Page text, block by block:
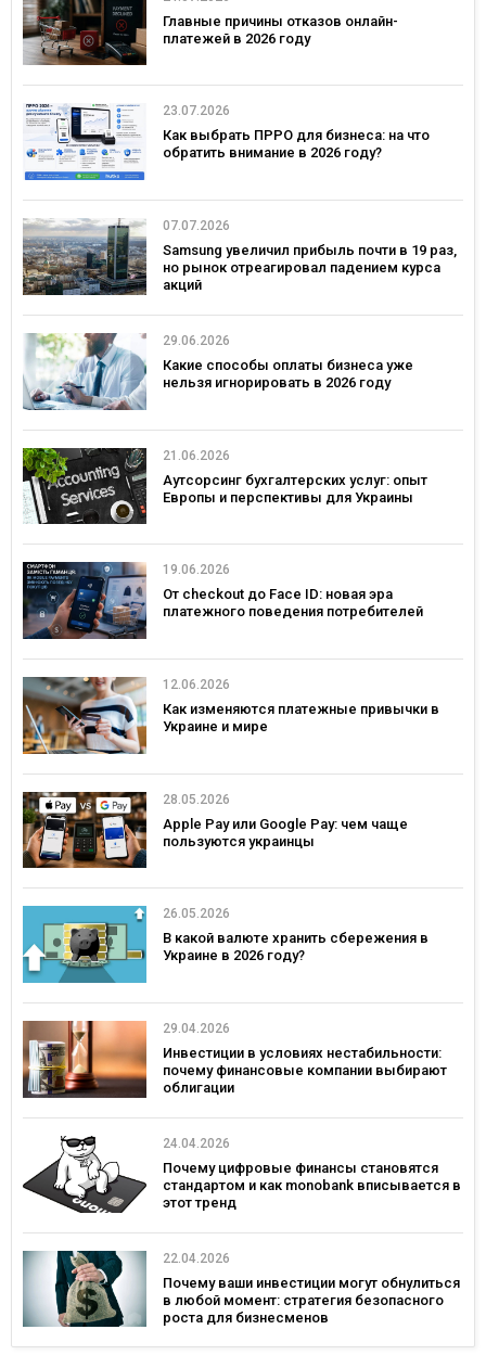
Главные причины отказов онлайн-
платежей в 2026 году
23.07.2026
Как выбрать ПРРО для бизнеса: на что
обратить внимание в 2026 году?
07.07.2026
Samsung увеличил прибыль почти в 19 раз,
но рынок отреагировал падением курса
акций
29.06.2026
Какие способы оплаты бизнеса уже
нельзя игнорировать в 2026 году
21.06.2026
Аутсорсинг бухгалтерских услуг: опыт
Европы и перспективы для Украины
19.06.2026
От checkout до Face ID: новая эра
платежного поведения потребителей
12.06.2026
Как изменяются платежные привычки в
Украине и мире
28.05.2026
Apple Pay или Google Pay: чем чаще
пользуются украинцы
26.05.2026
В какой валюте хранить сбережения в
Украине в 2026 году?
29.04.2026
Инвестиции в условиях нестабильности:
почему финансовые компании выбирают
облигации
24.04.2026
Почему цифровые финансы становятся
стандартом и как monobank вписывается в
этот тренд
22.04.2026
Почему ваши инвестиции могут обнулиться
в любой момент: стратегия безопасного
роста для бизнесменов